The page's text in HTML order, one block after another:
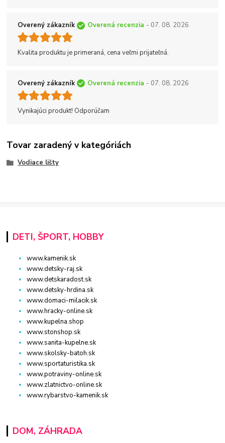
Overený zákazník Overená recenzia - 07. 08. 2026
Kvalita produktu je primeraná, cena veľmi prijateľná.
Overený zákazník Overená recenzia - 07. 08. 2026
Vynikajúci produkt! Odporúčam
Tovar zaradený v kategóriách
Vodiace lišty
DETI, ŠPORT, HOBBY
www.kamenik.sk
www.detsky-raj.sk
www.detskaradost.sk
www.detsky-hrdina.sk
www.domaci-milacik.sk
www.hracky-online.sk
www.kupelna.shop
www.stonshop.sk
www.sanita-kupelne.sk
www.skolsky-batoh.sk
www.sportaturistika.sk
www.potraviny-online.sk
www.zlatnictvo-online.sk
www.rybarstvo-kamenik.sk
DOM, ZÁHRADA